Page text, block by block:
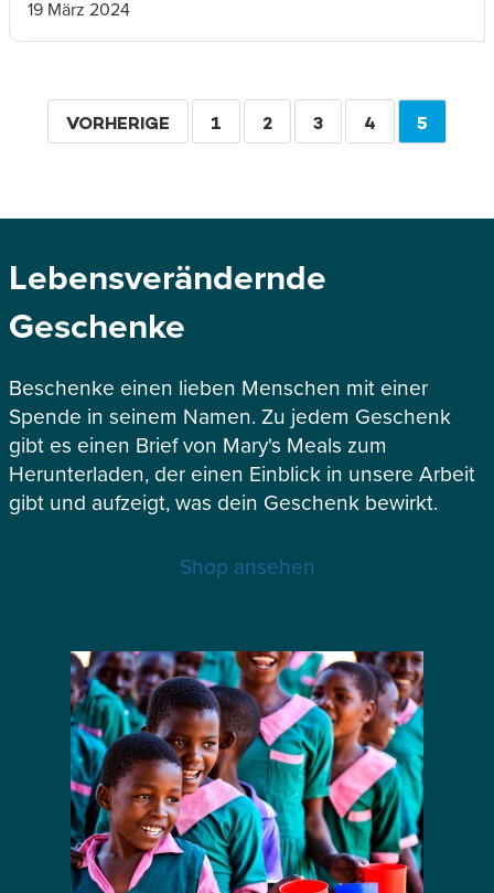
19 März 2024
Seitennummerierung
VORHERIGE
VORHERIGE SEITE
1 SEITE
2 SEITE
3 SEITE
4 5
Lebensverändernde
Geschenke
Beschenke einen lieben Menschen mit einer
Spende in seinem Namen. Zu jedem Geschenk
gibt es einen Brief von Mary's Meals zum
Herunterladen, der einen Einblick in unsere Arbeit
gibt und aufzeigt, was dein Geschenk bewirkt.
Shop ansehen